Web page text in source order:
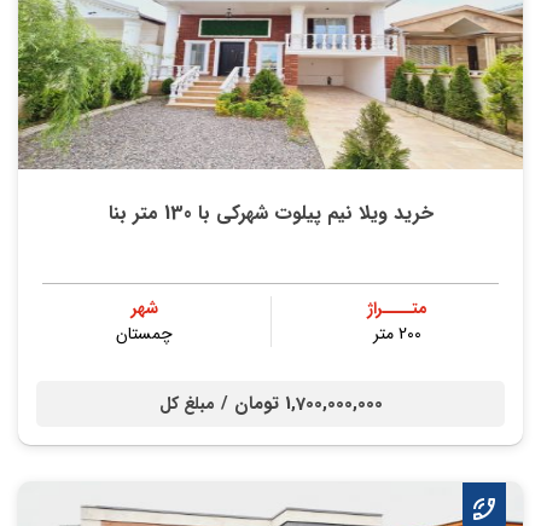
خرید ویلا نیم پیلوت شهرکی با 130 متر بنا
متــــراژ
200 متر
شهر
چمستان
1,700,000,000 تومان / مبلغ کل